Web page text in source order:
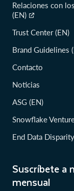
Suscríbete a
mensual
Relaciones con
(EN)
Trust Center (EN)
Brand Guidelines
Contacto
Noticias
ASG (EN)
Snowflake
End Data